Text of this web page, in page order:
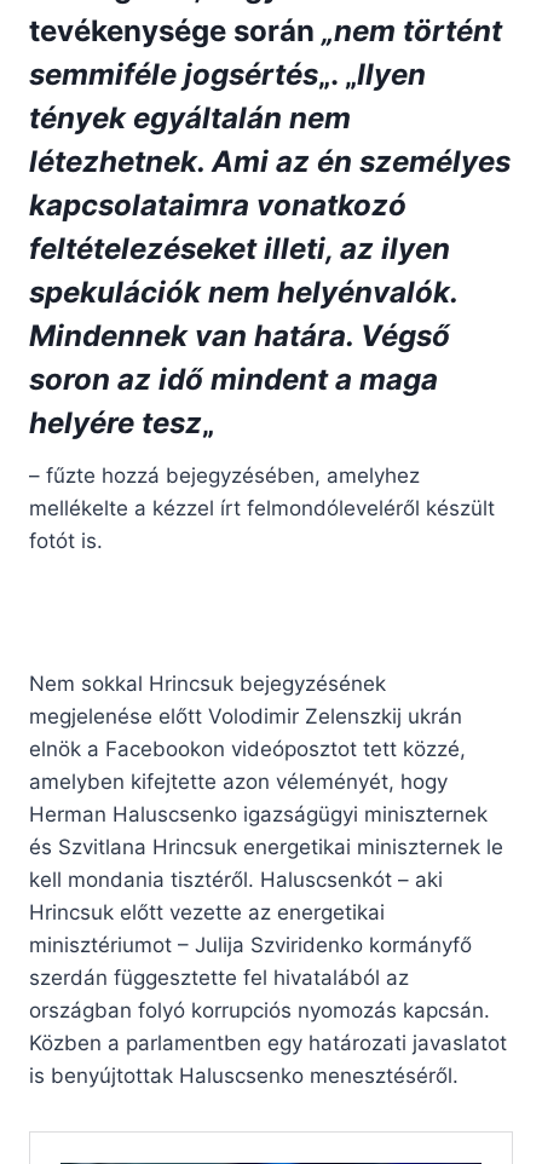
tevékenysége során „nem történt
semmiféle jogsértés„. „Ilyen
tények egyáltalán nem
létezhetnek. Ami az én személyes
kapcsolataimra vonatkozó
feltételezéseket illeti, az ilyen
spekulációk nem helyénvalók.
Mindennek van határa. Végső
soron az idő mindent a maga
helyére tesz„
– fűzte hozzá bejegyzésében, amelyhez
mellékelte a kézzel írt felmondóleveléről készült
fotót is.
Nem sokkal Hrincsuk bejegyzésének
megjelenése előtt Volodimir Zelenszkij ukrán
elnök a Facebookon videóposztot tett közzé,
amelyben kifejtette azon véleményét, hogy
Herman Haluscsenko igazságügyi miniszternek
és Szvitlana Hrincsuk energetikai miniszternek le
kell mondania tisztéről. Haluscsenkót – aki
Hrincsuk előtt vezette az energetikai
minisztériumot – Julija Szviridenko kormányfő
szerdán függesztette fel hivatalából az
országban folyó korrupciós nyomozás kapcsán.
Közben a parlamentben egy határozati javaslatot
is benyújtottak Haluscsenko menesztéséről.